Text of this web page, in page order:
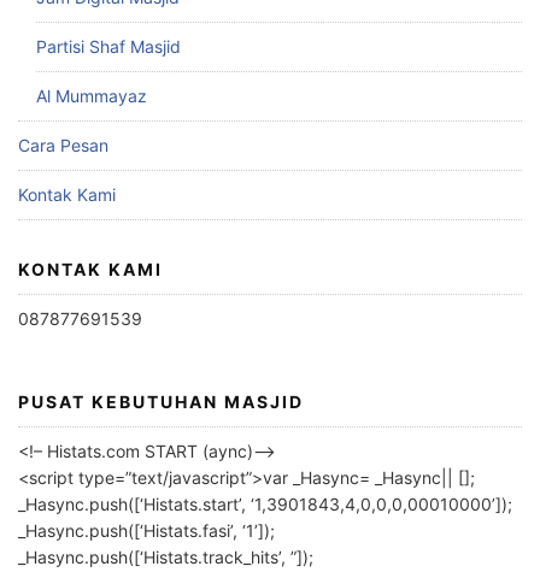
Partisi Shaf Masjid
Al Mummayaz
Cara Pesan
Kontak Kami
KONTAK KAMI
087877691539
PUSAT KEBUTUHAN MASJID
<!– Histats.com START (aync)–>
<script type=”text/javascript”>var _Hasync= _Hasync|| [];
_Hasync.push([‘Histats.start’, ‘1,3901843,4,0,0,0,00010000’]);
_Hasync.push([‘Histats.fasi’, ‘1’]);
_Hasync.push([‘Histats.track_hits’, ”]);